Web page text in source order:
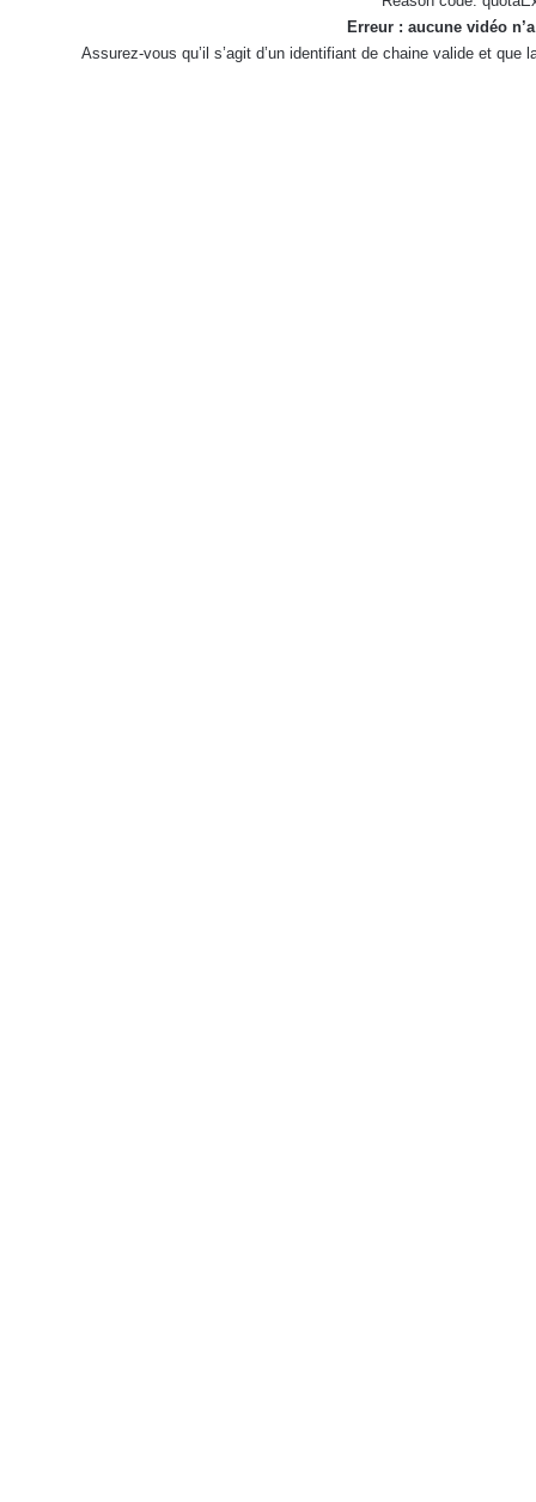
Erreur : aucune vidéo
Assurez-vous qu’il s’agit d’un identifiant de chaine valide et